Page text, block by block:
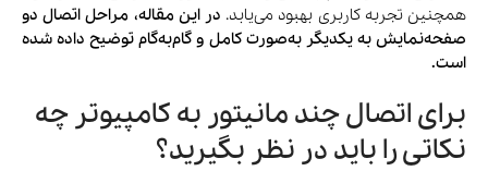
همچنین تجربه کاربری بهبود می‌یابد. در این مقاله، مراحل اتصال دو
صفحه‌نمایش به یکدیگر به‌صورت کامل و گام‌به‌گام توضیح داده شده
است.
برای اتصال چند مانیتور به کامپیوتر چه
نکاتی را باید در نظر بگیرید؟